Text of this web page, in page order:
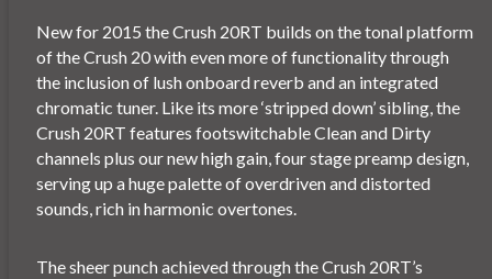
New for 2015 the Crush 20RT builds on the tonal platform
of the Crush 20 with even more of functionality through
the inclusion of lush onboard reverb and an integrated
chromatic tuner. Like its more ‘stripped down’ sibling, the
Crush 20RT features footswitchable Clean and Dirty
channels plus our new high gain, four stage preamp design,
serving up a huge palette of overdriven and distorted
sounds, rich in harmonic overtones.
The sheer punch achieved through the Crush 20RT’s